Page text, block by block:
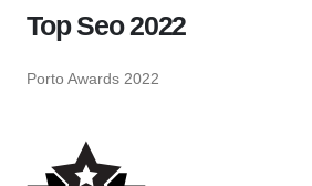
Top Seo 2022
Porto Awards 2022